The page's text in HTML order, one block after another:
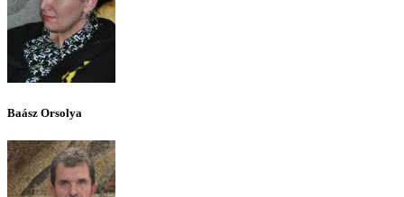
Baász Orsolya